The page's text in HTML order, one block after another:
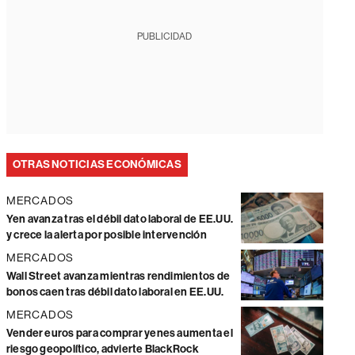
PUBLICIDAD
OTRAS NOTICIAS ECONÓMICAS
MERCADOS
Yen avanza tras el débil dato laboral de EE.UU.
y crece la alerta por posible intervención
MERCADOS
Wall Street avanza mientras rendimientos de
bonos caen tras débil dato laboral en EE.UU.
MERCADOS
Vender euros para comprar yenes aumenta el
riesgo geopolítico, advierte BlackRock